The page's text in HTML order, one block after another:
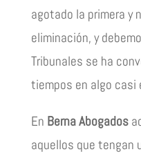
agotado la primera y
eliminación, y
Tribunales se ha
tiempos en algo casi
En Berna Abogados
aquellos que tengan